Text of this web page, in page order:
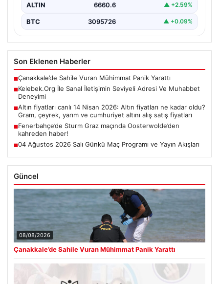
ALTIN 6660.6 ▲ +2.59%
BTC 3095726 ▲ +0.09%
Son Eklenen Haberler
■Çanakkale’de Sahile Vuran Mühimmat Panik Yarattı
■Kelebek.Org İle Sanal İletişimin Seviyeli Adresi Ve Muhabbet
Deneyimi
■Altın fiyatları canlı 14 Nisan 2026: Altın fiyatları ne kadar oldu?
Gram, çeyrek, yarım ve cumhuriyet altını alış satış fiyatları
■Fenerbahçe’de Sturm Graz maçında Oosterwolde’den
kahreden haber!
■04 Ağustos 2026 Salı Günkü Maç Programı ve Yayın Akışları
Güncel
08/08/2026
Çanakkale’de Sahile Vuran Mühimmat Panik Yarattı